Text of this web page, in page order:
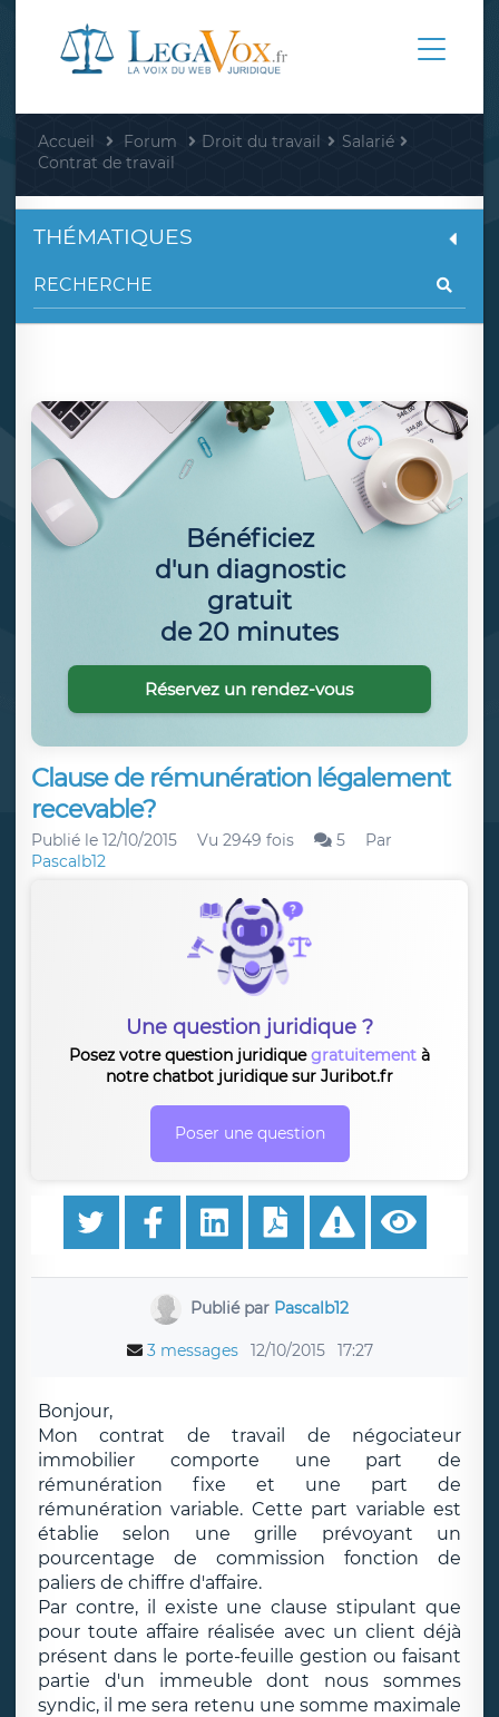
Accueil Forum Droit du travail
Salarié
Contrat de travail
Clause de rémunération légalement
recevable?
Publié le 12/10/2015 Vu 2949 fois 5
Par
Pascalb12
Une question juridique ?
Posez votre question juridiquegratuitement à
notre chatbot juridique sur Juribot.fr
Poser une question
Publié par Pascalb12
3 messages 12/10/2015 17:27
Bonjour,
Mon contrat de travail de négociateur
immobilier comporte une part de
rémunération fixe et une part de
rémunération variable. Cette part variable est
établie selon une grille prévoyant un
pourcentage de commission fonction de
paliers de chiffre d'affaire.
Par contre, il existe une clause stipulant que
pour toute affaire réalisée avec un client déjà
présent dans le porte-feuille gestion ou faisant
partie d'un immeuble dont nous sommes
syndic, il me sera retenu une somme maximale
THÉMATIQUES
Bénéficiez
d'un diagnostic
gratuit
de 20 minutes
Réservez un rendez-vous